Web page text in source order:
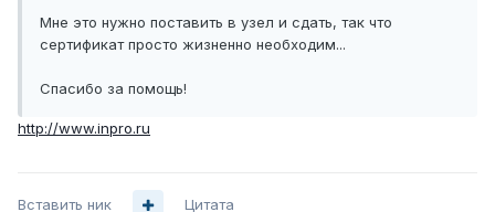
Мне это нужно поставить в узел и сдать, так что
сертификат просто жизненно необходим...
Спасибо за помощь!
http://www.inpro.ru
Вставить ник Цитата